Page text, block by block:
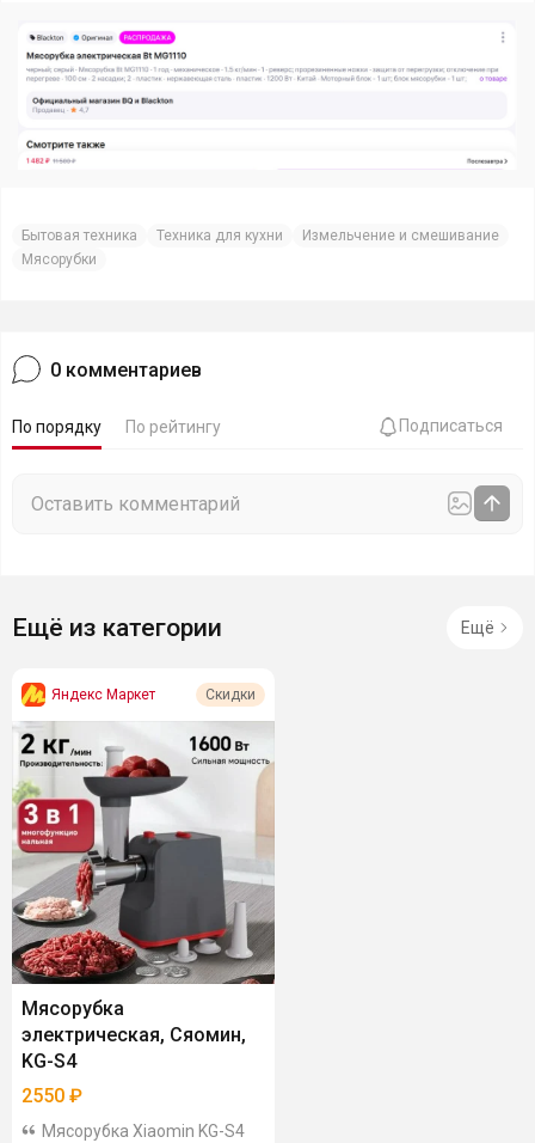
Бытовая техника Техника для кухни
Измельчение и смешивание
Мясорубки
0 комментариев
По порядку По рейтингу Подписаться
Ещё из категории Ещё
Яндекс Маркет Скидки
Мясорубка
электрическая, Сяомин,
KG-S4
2550 ₽
Мясорубка Xiaomin KG-S4